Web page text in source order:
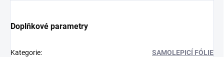
Doplňkové parametry
Kategorie: SAMOLEPICÍ FÓLIE